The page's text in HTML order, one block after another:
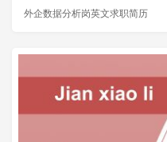
外企数据分析岗英文求职简历